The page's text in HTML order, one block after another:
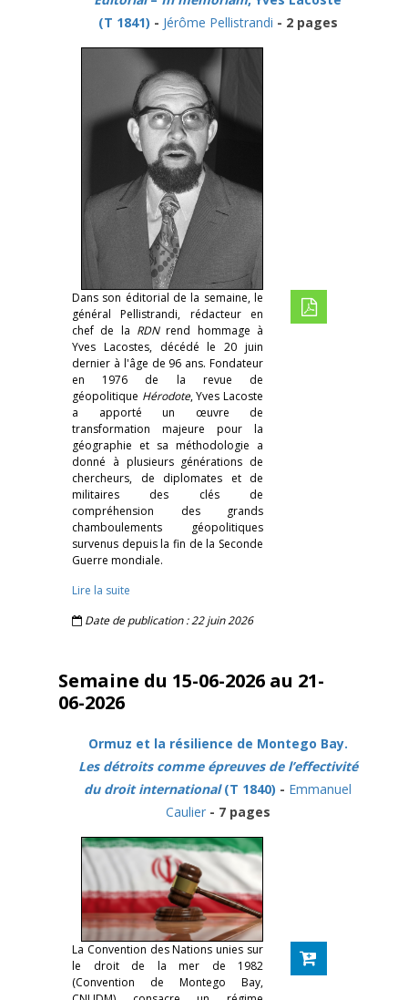
(T 1841) - Jérôme Pellistrandi - 2 pages
Dans son éditorial de la semaine, le
général Pellistrandi, rédacteur en
chef de la RDNrend hommage à
Yves Lacostes, décédé le 20 juin
dernier à l'âge de 96 ans. Fondateur
en 1976 de la revue de
géopolitique Hérodote, Yves Lacoste
a apporté un œuvre de
transformation majeure pour la
géographie et sa méthodologie a
donné à plusieurs générations de
chercheurs, de diplomates et de
militaires des clés de
compréhension des grands
chamboulements géopolitiques
survenus depuis la fin de la Seconde
Guerre mondiale.
Lire la suite
Date de publication : 22 juin 2026
Semaine du 15-06-2026 au 21-
06-2026
Ormuz et la résilience de Montego Bay.
Les détroits comme épreuves de l’effectivité
du droit international(T 1840) - Emmanuel
Caulier- 7 pages
La Convention des Nations unies sur
le droit de la mer de 1982
(Convention de Montego Bay,